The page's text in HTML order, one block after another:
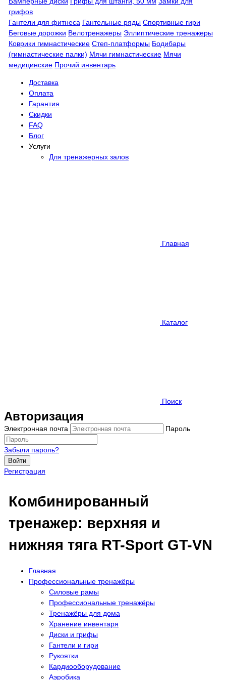
грифов
Гантели для фитнеса Гантельные ряды Спортивные гири
Беговые дорожки Велотренажеры Эллиптические тренажеры
Коврики гимнастические Степ-платформы Бодибары
(гимнастические палки) Мячи гимнастические Мячи
медицинские Прочий инвентарь
Доставка
Оплата
Гарантия
Скидки
FAQ
Блог
Услуги
Для тренажерных залов
Главная
Каталог
Поиск
Авторизация
Электронная почта Пароль
Забыли пароль?
Войти
Регистрация
Комбинированный
тренажер: верхняя и
нижняя тяга RT-Sport GT-VN
Главная
Профессиональные тренажёры
Силовые рамы
Профессиональные тренажёры
Тренажёры для дома
Хранение инвентаря
Диски и грифы
Гантели и гири
Рукоятки
Кардиооборудование
Аэробика